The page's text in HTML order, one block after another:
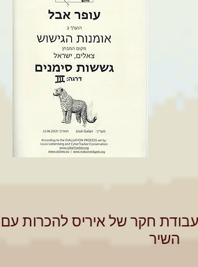
חקר של איריס להכרות עם
השיר